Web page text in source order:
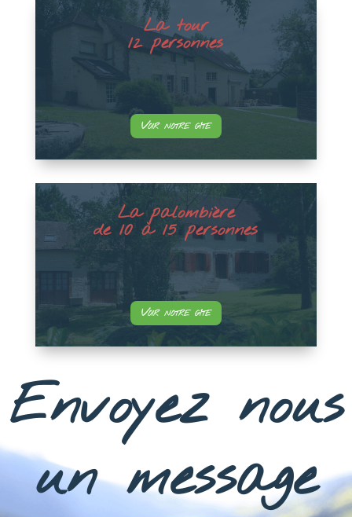
La tour
12 personnes
Voir notre gîte
La palombière
de 10 à 15 personnes
Voir notre gîte
Envoyez nous
un message